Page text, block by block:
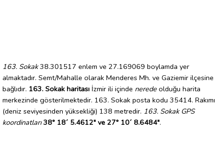
163. Sokak38.301517 enlem ve 27.169069 boylamda yer
almaktadır. Semt/Mahalle olarak Menderes Mh. ve Gaziemir ilçesine
bağlıdır. 163. Sokak haritası İzmir ili içinde nerede olduğu harita
merkezinde gösterilmektedir. 163. Sokak posta kodu 35414. Rakımı
(deniz seviyesinden yüksekliği) 138 metredir. 163. Sokak GPS
koordinatları 38° 18´ 5.4612" ve 27° 10´ 8.6484".